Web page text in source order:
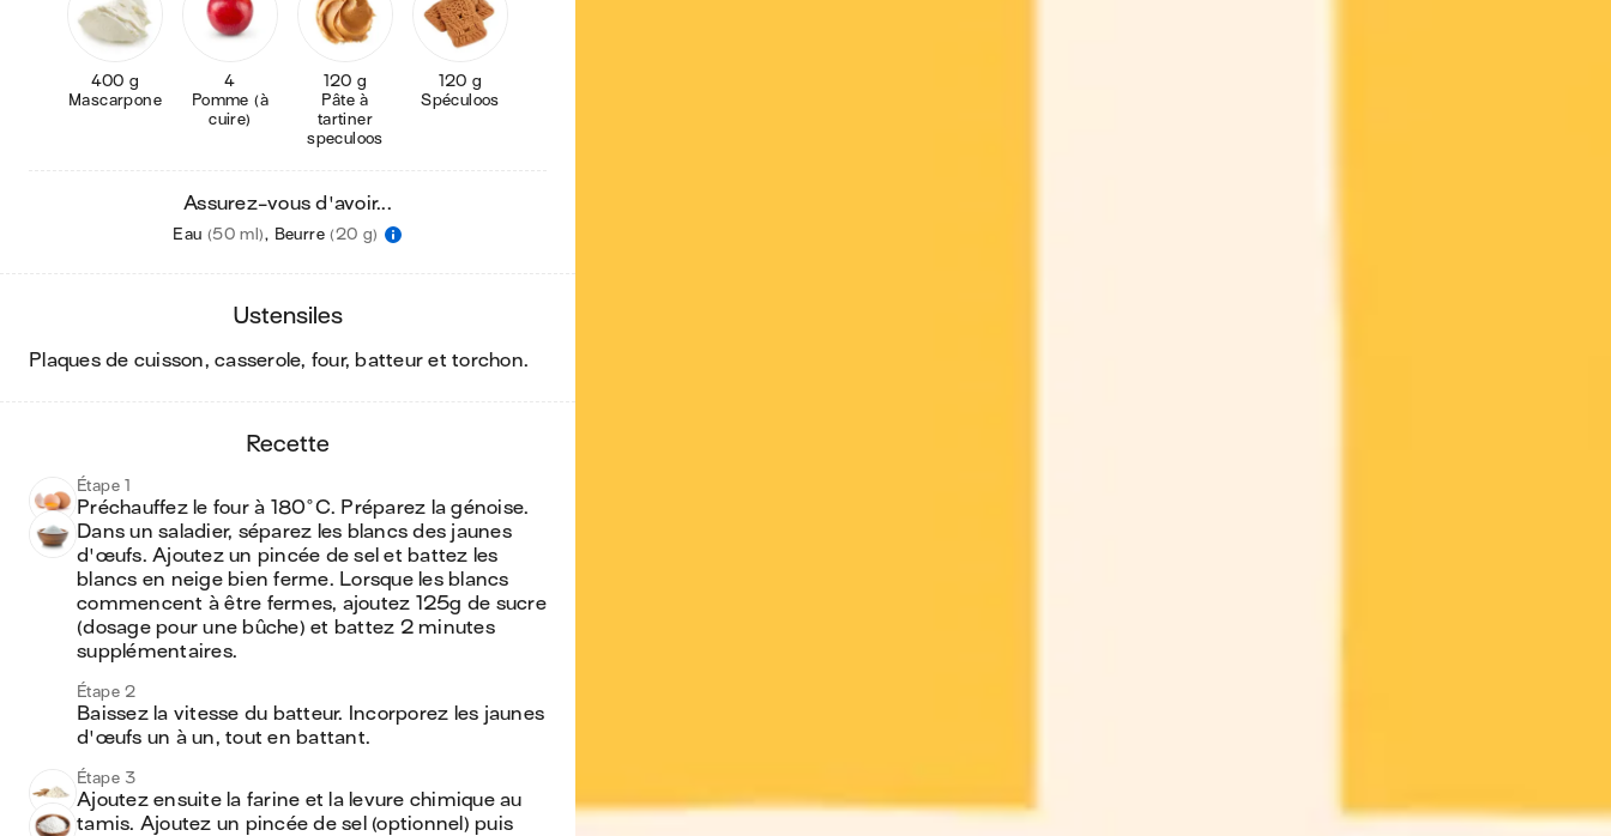
400 g
Mascarpone
4
Pomme (à
cuire)
120 g
Pâte à
tartiner
speculoos
120 g
Spéculoos
Assurez-vous d'avoir...
Eau (50 ml), Beurre (20 g)
ustensiles
plaques de cuisson, casserole, four, batteur et torchon.
recette
Étape 1
Préchauffez le four à 180°C. Préparez la génoise.
Dans un saladier, séparez les blancs des jaunes
d'œufs. Ajoutez un pincée de sel et battez les
blancs en neige bien ferme. Lorsque les blancs
commencent à être fermes, ajoutez 125g de sucre
(dosage pour une bûche) et battez 2 minutes
supplémentaires.
Étape 2
Baissez la vitesse du batteur. Incorporez les jaunes
d'œufs un à un, tout en battant.
Étape 3
Ajoutez ensuite la farine et la levure chimique au
tamis. Ajoutez un pincée de sel (optionnel) puis